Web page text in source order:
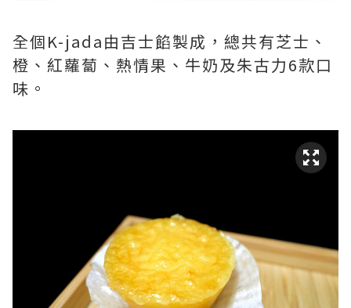
全個K-jada由吉士餡製成，總共有芝士、
橙、紅蘿蔔、熱情果、牛奶及朱古力6款口
味。